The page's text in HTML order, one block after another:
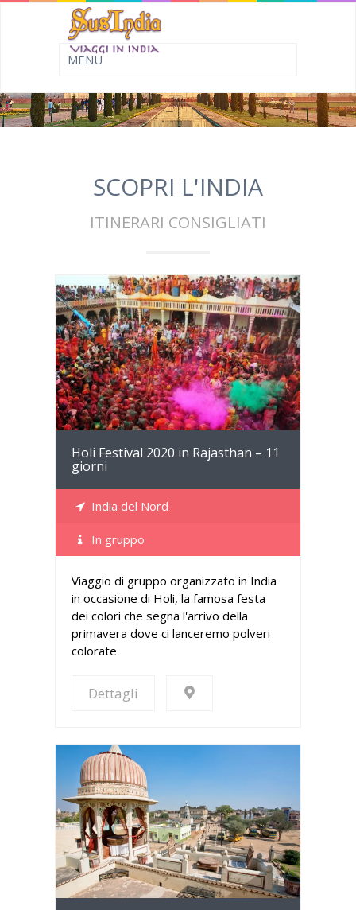
Home Agra
SCOPRI L'INDIA
ITINERARI CONSIGLIATI
Dettagli
Holi Festival 2020 in Rajasthan – 11
giorni
India del Nord
In gruppo
Viaggio di gruppo organizzato in India
in occasione di Holi, la famosa festa
dei colori che segna l'arrivo della
primavera dove ci lanceremo polveri
colorate
Dettagli
Dettagli